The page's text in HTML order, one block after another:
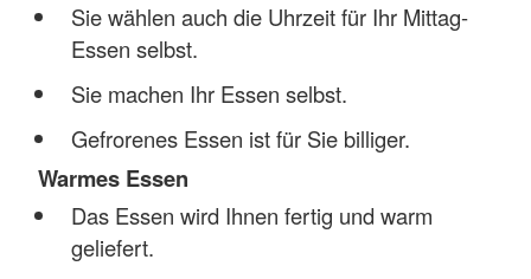
Sie wählen auch die Uhrzeit für Ihr Mittag-
Essen selbst.
Sie machen Ihr Essen selbst.
Gefrorenes Essen ist für Sie billiger.
Warmes Essen
Das Essen wird Ihnen fertig und warm
geliefert.